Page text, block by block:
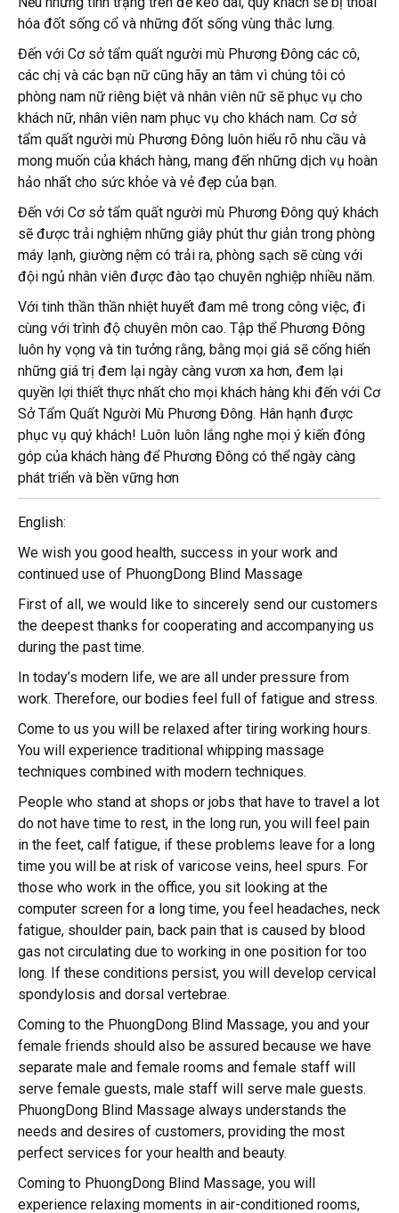
hóa đốt sống cổ và những đốt sống vùng thắc lưng.
Đến với Cơ sở tẩm quất người mù Phương Đông các cô,
các chị và các bạn nữ cũng hãy an tâm vì chúng tôi có
phòng nam nữ riêng biệt và nhân viên nữ sẽ phục vụ cho
khách nữ, nhân viên nam phục vụ cho khách nam. Cơ sở
tẩm quất người mù Phương Đông luôn hiểu rõ nhu cầu và
mong muốn của khách hàng, mang đến những dịch vụ hoàn
hảo nhất cho sức khỏe và vẻ đẹp của bạn.
Đến với Cơ sở tẩm quất người mù Phương Đông quý khách
sẽ được trải nghiệm những giây phút thư giản trong phòng
máy lạnh, giường nệm có trải ra, phòng sạch sẽ cùng với
đội ngủ nhân viên được đào tạo chuyên nghiệp nhiều năm.
Với tinh thần thần nhiệt huyết đam mê trong công việc, đi
cùng với trình độ chuyên môn cao. Tập thể Phương Đông
luôn hy vọng và tin tưởng rằng, bằng mọi giá sẽ cống hiến
những giá trị đem lại ngày càng vươn xa hơn, đem lại
quyền lợi thiết thực nhất cho mọi khách hàng khi đến với Cơ
Sở Tẩm Quất Người Mù Phương Đông. Hân hạnh được
phục vụ quý khách! Luôn luôn lắng nghe mọi ý kiến đóng
góp của khách hàng để Phương Đông có thể ngày càng
phát triển và bền vững hơn
English:
We wish you good health, success in your work and
continued use of PhuongDong Blind Massage
First of all, we would like to sincerely send our customers
the deepest thanks for cooperating and accompanying us
during the past time.
In today’s modern life, we are all under pressure from
work. Therefore, our bodies feel full of fatigue and stress.
Come to us you will be relaxed after tiring working hours.
You will experience traditional whipping massage
techniques combined with modern techniques.
People who stand at shops or jobs that have to travel a lot
do not have time to rest, in the long run, you will feel pain
in the feet, calf fatigue, if these problems leave for a long
time you will be at risk of varicose veins, heel spurs. For
those who work in the office, you sit looking at the
computer screen for a long time, you feel headaches, neck
fatigue, shoulder pain, back pain that is caused by blood
gas not circulating due to working in one position for too
long. If these conditions persist, you will develop cervical
spondylosis and dorsal vertebrae.
Coming to the PhuongDong Blind Massage, you and your
female friends should also be assured because we have
separate male and female rooms and female staff will
serve female guests, male staff will serve male guests.
PhuongDong Blind Massage always understands the
needs and desires of customers, providing the most
perfect services for your health and beauty.
Coming to PhuongDong Blind Massage, you will
experience relaxing moments in air-conditioned rooms,